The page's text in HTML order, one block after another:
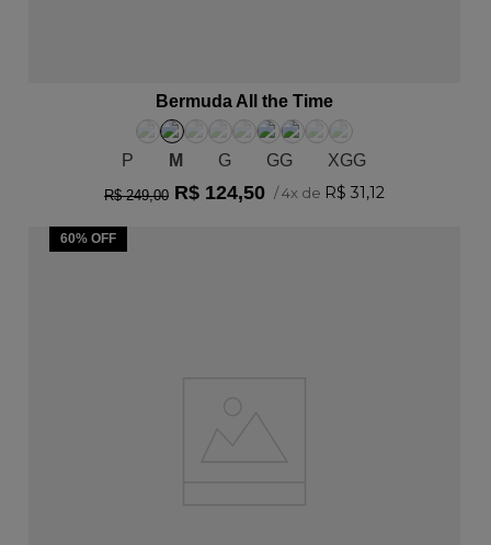
Bermuda All the Time
P M G GG XGG
R$ 249,00 R$ 124,50 /4x de R$ 31 ,12
60% OFF